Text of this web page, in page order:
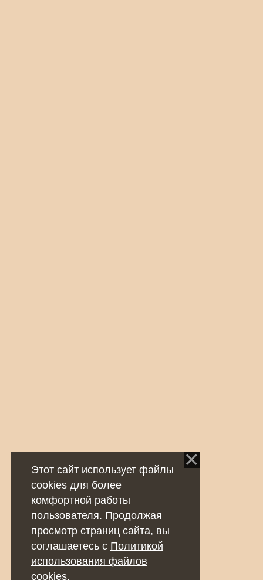
Этот сайт использует файлы
cookies для более
комфортной работы
пользователя. Продолжая
просмотр страниц сайта, вы
соглашаетесь с Политикой
использования файлов
cookies.